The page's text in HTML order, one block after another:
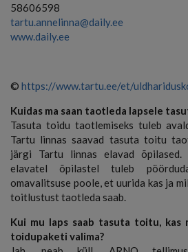
58606598
tartu.annelinna@daily.ee
www.daily.ee
© https://www.tartu.ee/et/
Kuidas ma saan taotleda lapsele
Tasuta toidu taotlemiseks tuleb
Tartu linnas saavad tasuta toitu
järgi Tartu linnas elavad õpilased.
elavatel õpilastel tuleb
omavalitsuse poole, et uurida kas ja
toitlustust taotleda saab.
Kui mu laps saab tasuta toitu, kas
toidupaketi valima?